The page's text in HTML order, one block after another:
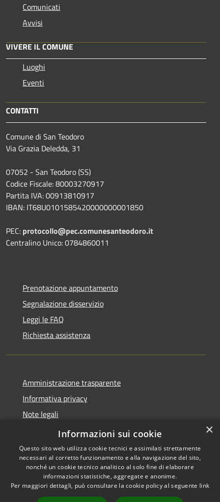
Comunicati
Avvisi
VIVERE IL COMUNE
Luoghi
Eventi
CONTATTI
Comune di San Teodoro
Via Grazia Deledda, 31
07052 - San Teodoro (SS)
Codice Fiscale: 80003270917
Partita IVA: 00913810917
IBAN: IT68U0101585420000000001850
PEC: protocollo@pec.comunesanteodoro.it
Centralino Unico: 0784860011
Prenotazione appuntamento
Segnalazione disservizio
Leggi le FAQ
Richiesta assistenza
Amministrazione trasparente
Informativa privacy
Note legali
Dichiarazione di accessibilità
Accessibilità
Copyright © 2026 • Comune di
San Teodoro • Powered by
×
Informazioni sui cookie
Questo sito web utilizza cookie tecnici e assimilati strettamente
necessari al corretto funzionamento e alla navigazione del sito,
nonché un cookie tecnico analitico al solo fine di elaborare
informazioni statistiche, aggregate e anonime.
Per maggiori dettagli, può consultare la cookie policy al seguente link